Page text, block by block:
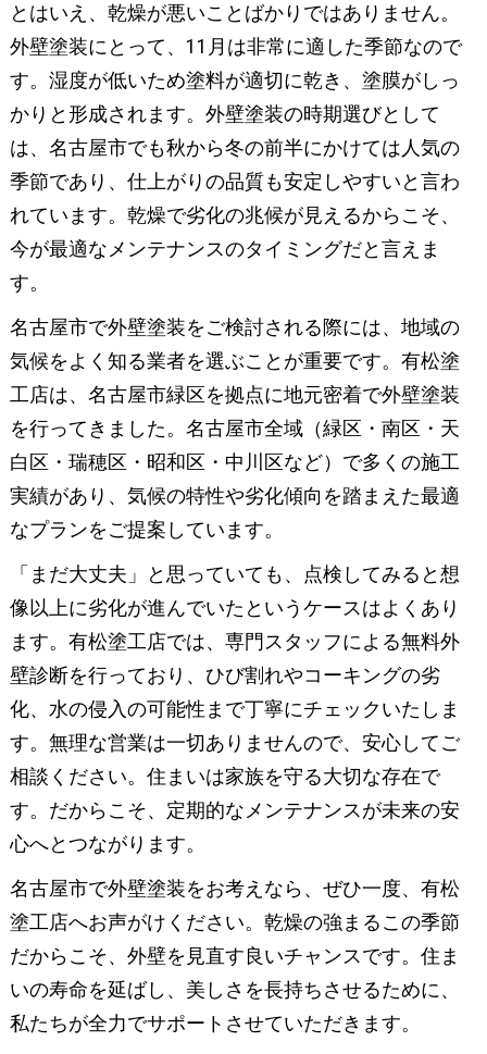
とはいえ、乾燥が悪いことばかりではありません。
外壁塗装にとって、11月は非常に適した季節なので
す。湿度が低いため塗料が適切に乾き、塗膜がしっ
かりと形成されます。外壁塗装の時期選びとして
は、名古屋市でも秋から冬の前半にかけては人気の
季節であり、仕上がりの品質も安定しやすいと言わ
れています。乾燥で劣化の兆候が見えるからこそ、
今が最適なメンテナンスのタイミングだと言えま
す。
名古屋市で外壁塗装をご検討される際には、地域の
気候をよく知る業者を選ぶことが重要です。有松塗
工店は、名古屋市緑区を拠点に地元密着で外壁塗装
を行ってきました。名古屋市全域（緑区・南区・天
白区・瑞穂区・昭和区・中川区など）で多くの施工
実績があり、気候の特性や劣化傾向を踏まえた最適
なプランをご提案しています。
「まだ大丈夫」と思っていても、点検してみると想
像以上に劣化が進んでいたというケースはよくあり
ます。有松塗工店では、専門スタッフによる無料外
壁診断を行っており、ひび割れやコーキングの劣
化、水の侵入の可能性まで丁寧にチェックいたしま
す。無理な営業は一切ありませんので、安心してご
相談ください。住まいは家族を守る大切な存在で
す。だからこそ、定期的なメンテナンスが未来の安
心へとつながります。
名古屋市で外壁塗装をお考えなら、ぜひ一度、有松
塗工店へお声がけください。乾燥の強まるこの季節
だからこそ、外壁を見直す良いチャンスです。住ま
いの寿命を延ばし、美しさを長持ちさせるために、
私たちが全力でサポートさせていただきます。